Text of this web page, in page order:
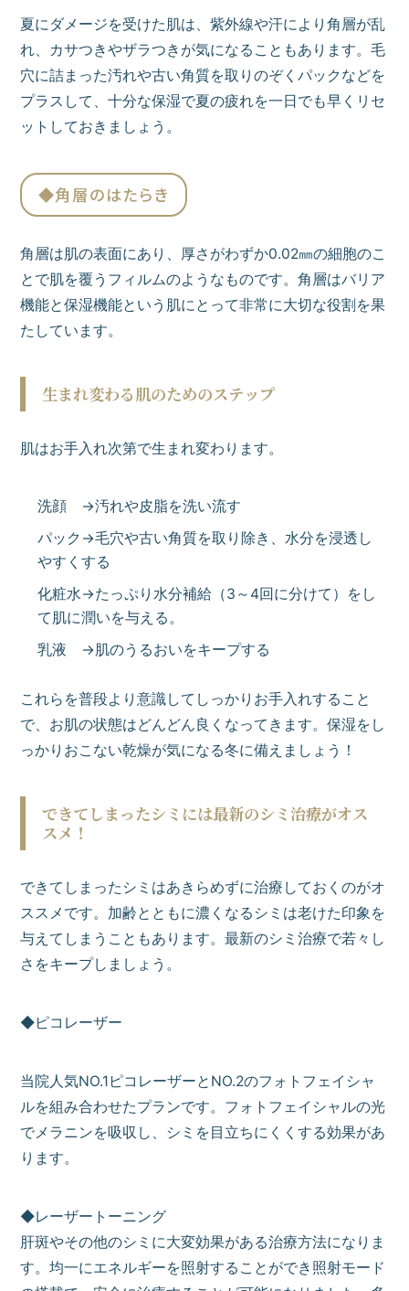
夏にダメージを受けた肌は、紫外線や汗により角層が乱
れ、カサつきやザラつきが気になることもあります。毛
穴に詰まった汚れや古い角質を取りのぞくパックなどを
プラスして、十分な保湿で夏の疲れを一日でも早くリセ
ットしておきましょう。
◆角層のはたらき
角層は肌の表面にあり、厚さがわずか0.02㎜の細胞のこ
とで肌を覆うフィルムのようなものです。角層はバリア
機能と保湿機能という肌にとって非常に大切な役割を果
たしています。
生まれ変わる肌のためのステップ
肌はお手入れ次第で生まれ変わります。
洗顔 →汚れや皮脂を洗い流す
パック→毛穴や古い角質を取り除き、水分を浸透し
やすくする
化粧水→たっぷり水分補給（3～4回に分けて）をし
て肌に潤いを与える。
乳液 →肌のうるおいをキープする
これらを普段より意識してしっかりお手入れすること
で、お肌の状態はどんどん良くなってきます。保湿をし
っかりおこない乾燥が気になる冬に備えましょう！
できてしまったシミには最新のシミ治療がオス
スメ！
できてしまったシミはあきらめずに治療しておくのがオ
ススメです。加齢とともに濃くなるシミは老けた印象を
与えてしまうこともあります。最新のシミ治療で若々し
さをキープしましょう。
◆ピコレーザー
当院人気NO.1ピコレーザーとNO.2のフォトフェイシャ
ルを組み合わせたプランです。フォトフェイシャルの光
でメラニンを吸収し、シミを目立ちにくくする効果があ
ります。
◆レーザートーニング
肝斑やその他のシミに大変効果がある治療方法になりま
す。均一にエネルギーを照射することができ照射モード